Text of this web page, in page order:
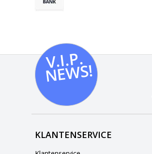
V.I.
P.
N
E
W
S!
KLANTENSERVICE